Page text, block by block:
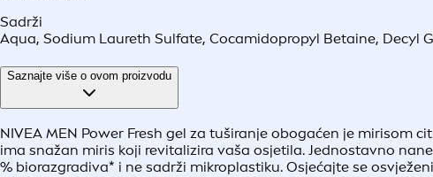
Sadrži
Aqua, Sodium Laureth Sulfate, Cocamidopropyl Betaine, Decyl
Saznajte više o ovom proizvodu
NIVEA MEN Power Fresh gel za tuširanje obogaćen je mirisom
ima snažan miris koji revitalizira vaša osjetila. Jednostavno
% biorazgradiva* i ne sadrži mikroplastiku. Osjećajte se